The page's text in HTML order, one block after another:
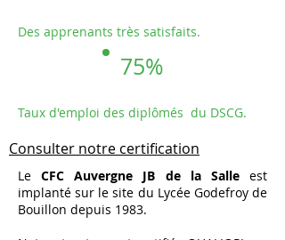
Des apprenants très satisfaits.
75%
Taux d'emploi des diplômés du DSCG.
Consulter notre certification
LeCFC Auvergne JB de la Salleest
implanté sur le site du Lycée Godefroy de
Bouillon depuis 1983.